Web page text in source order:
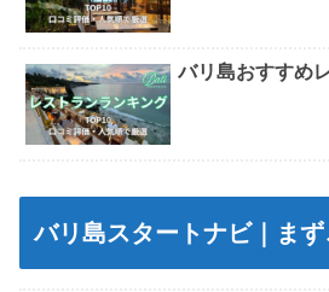
バリ島おすすめ
バリ島スタートナビ｜まず